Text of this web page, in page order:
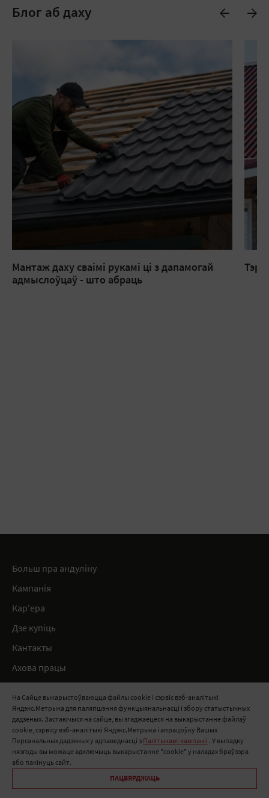
На Сайце выкарыстоўваюцца файлы cookie і сэрвіс вэб-аналітыкі
Яндэкс.Метрыка для паляпшэння функцыянальнасці і збору статыстычных
дадзеных. Застаючыся на сайце, вы згаджаецеся на выкарыстанне файлаў
cookie, сэрвісу вэб-аналітыкі Яндэкс.Метрыка і апрацоўку Вашых
Персанальных дадзеных у адпаведнасці з Палітыкамі кампаніі . У выпадку
нязгоды вы можаце адключыць выкарыстанне "cookie" у наладах браўзэра
або пакінуць сайт.
ПАЦВЯРДЖАЦЬ
Блог аб даху
Мантаж даху сваімі рукамі ці з дапамогай
адмыслоўцаў - што абраць
8 800 100 11 11
info@onduline.ru
Росія Беларусь Казахстан
Больш пра андуліну
Кампанія
Кар'ера
Дзе купіць
Кантакты
Ахова працы